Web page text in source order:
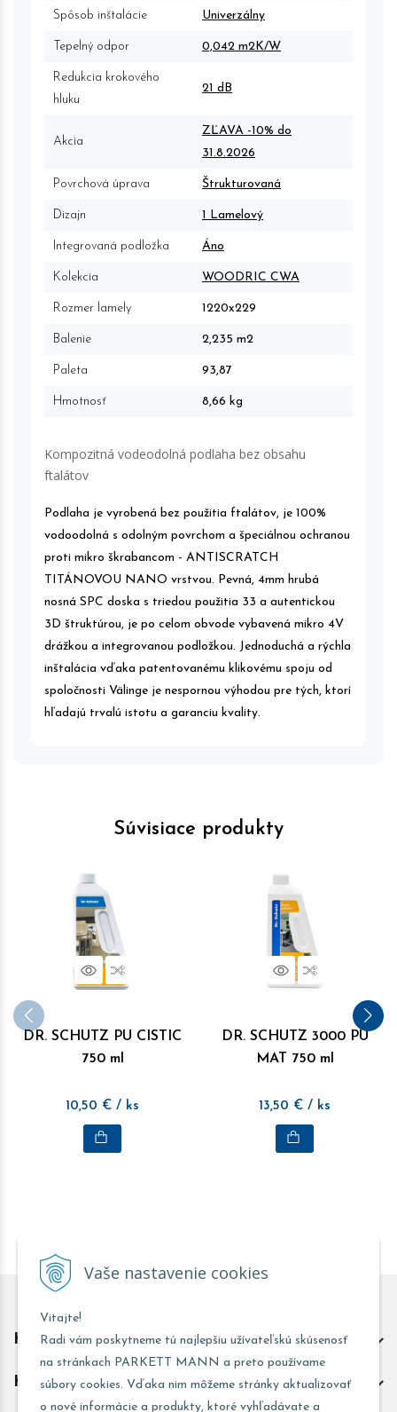
Vaše nastavenie cookies
Vitajte!
Radi vám poskytneme tú najlepšiu užívateľskú skúsenosť
na stránkach PARKETT MANN a preto používame
súbory cookies. Vďaka nim môžeme stránky aktualizovať
o nové informácie a produkty, ktoré vyhľadávate a
Spôsob inštalácie Univerzálny
Tepelný odpor 0,042 m2K/W
Redukcia krokového
hluku
21 dB
Akcia
ZĽAVA -10% do
31.8.2026
Povrchová úprava Štrukturovaná
Dizajn 1 Lamelový
Integrovaná podložka Áno
Kolekcia WOODRIC CWA
Rozmer lamely 1220x229
Balenie 2,235 m2
Paleta 93,87
Hmotnosť 8,66 kg
Kompozitná vodeodolná podlaha bez obsahu
ftalátov
Podlaha je vyrobená bez použitia ftalátov, je 100%
vodoodolná s odolným povrchom a špeciálnou ochranou
proti mikro škrabancom - ANTISCRATCH
TITÁNOVOU NANO vrstvou. Pevná, 4mm hrubá
nosná SPC doska s triedou použitia 33 a autentickou
3D štruktúrou, je po celom obvode vybavená mikro 4V
drážkou a integrovanou podložkou. Jednoduchá a rýchla
inštalácia vďaka patentovanému klikovému spoju od
spoločnosti Välinge je nespornou výhodou pre tých, ktorí
hľadajú trvalú istotu a garanciu kvality.
Súvisiace produkty
NáhľadPorovnať
DR. SCHUTZ PU CISTIC
750 ml
10,50 € / ks
NáhľadPorovnať
DR. SCHUTZ 3000 PU
MAT 750 ml
13,50 € / ks
Kontakt predajňa Trnava
Kontakt predajňa Žarnovica